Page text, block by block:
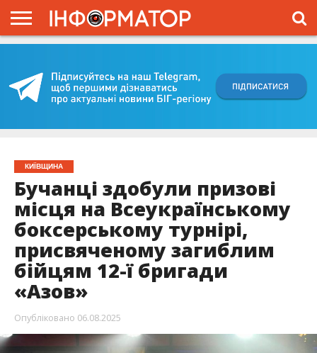
ПРОЄКТ
КИЇВЩИНА
Бучанці здобули призові
місця на Всеукраїнському
боксерському турнірі,
присвяченому загиблим
бійцям 12-ї бригади
«Азов»
Опубліковано 06.08.2025